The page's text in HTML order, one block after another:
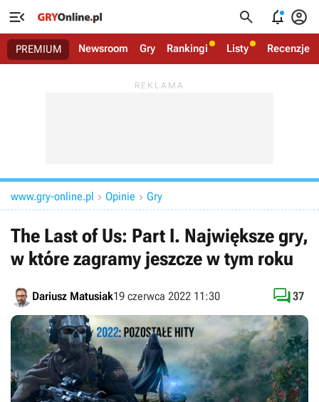
   
PREMIUM Newsroom Gry Rankingi Listy Recenzje
www.gry-online.pl  Opinie  Gry
The Last of Us: Part I. Największe gry,
w które zagramy jeszcze w tym roku
Dariusz Matusiak19 czerwca 2022 11:30 37